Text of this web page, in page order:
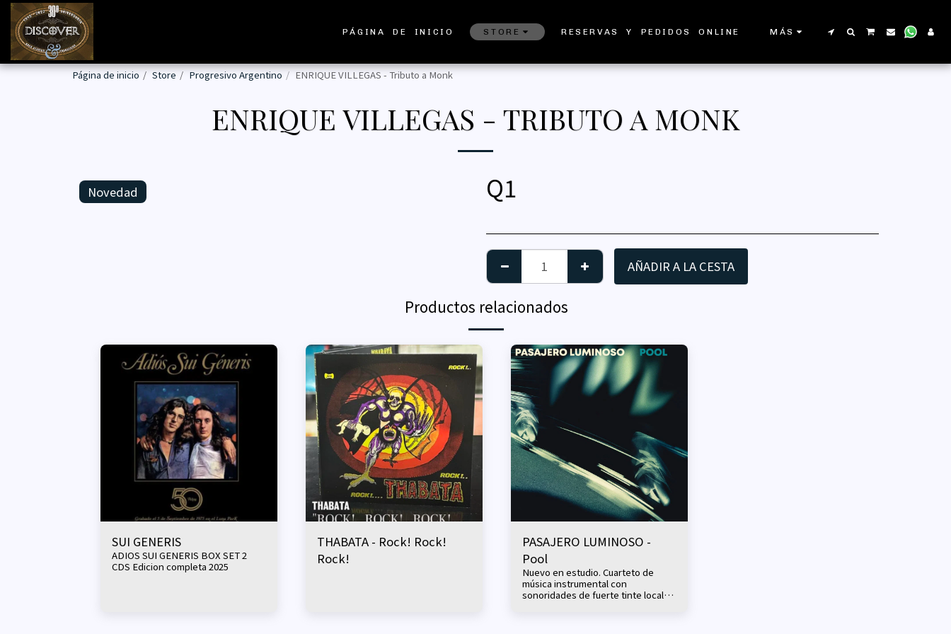
PÁGINA DE INICIO STORE RESERVAS Y PEDIDOS ONLINE MÁS
Página de inicio Store Progresivo Argentino ENRIQUE VILLEGAS - Tributo a Monk
ENRIQUE VILLEGAS - TRIBUTO A MONK
Novedad Q1
AÑADIR A LA CESTA
Productos relacionados
SUI GENERIS
ADIOS SUI GENERIS BOX SET 2
CDS Edicion completa 2025
THABATA - Rock! Rock!
Rock!
PASAJERO LUMINOSO -
Pool
Nuevo en estudio. Cuarteto de
música instrumental con
sonoridades de fuerte tinte local